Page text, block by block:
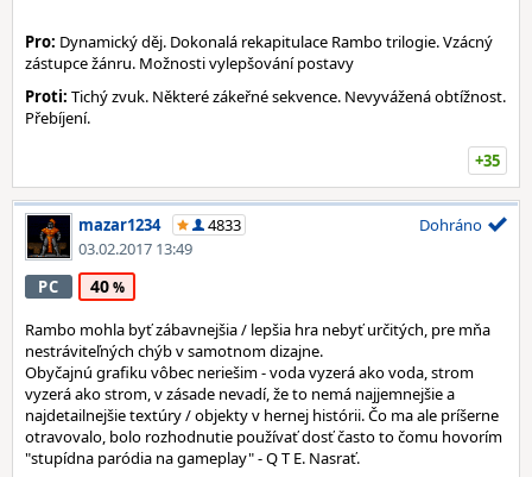
Pro: Dynamický děj. Dokonalá rekapitulace Rambo trilogie. Vzácný
zástupce žánru. Možnosti vylepšování postavy
Proti: Tichý zvuk. Některé zákeřné sekvence. Nevyvážená obtížnost.
Přebíjení.
+35
mazar1234
4833
03.02.2017 13:49
Dohráno
PC 40
Rambo mohla byť zábavnejšia / lepšia hra nebyť určitých, pre mňa
nestráviteľných chýb v samotnom dizajne.
Obyčajnú grafiku vôbec neriešim - voda vyzerá ako voda, strom
vyzerá ako strom, v zásade nevadí, že to nemá najjemnejšie a
najdetailnejšie textúry / objekty v hernej histórii. Čo ma ale príšerne
otravovalo, bolo rozhodnutie používať dosť často to čomu hovorím
"stupídna paródia na gameplay" - Q T E. Nasrať.